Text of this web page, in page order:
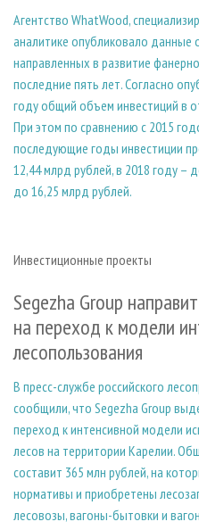
Агентство WhatWood,
аналитике опубликовало данные
направленных в развитие
последние пять лет. Согласно
году общий объем инвестиций в
При этом по сравнению с 2015
последующие годы инвестиции
12,44 млрд рублей, в 2018 году –
до 16,25 млрд рублей.
Инвестиционные проекты
Segezha Group
на переход к модели
лесопользования
В пресс-службе российского
сообщили, что Segezha Group
переход к интенсивной модели
лесов на территории Карелии.
составит 365 млн рублей, на
нормативы и приобретены
лесовозы, вагоны-бытовки и